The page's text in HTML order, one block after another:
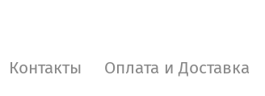
Контакты Оплата и Доставка